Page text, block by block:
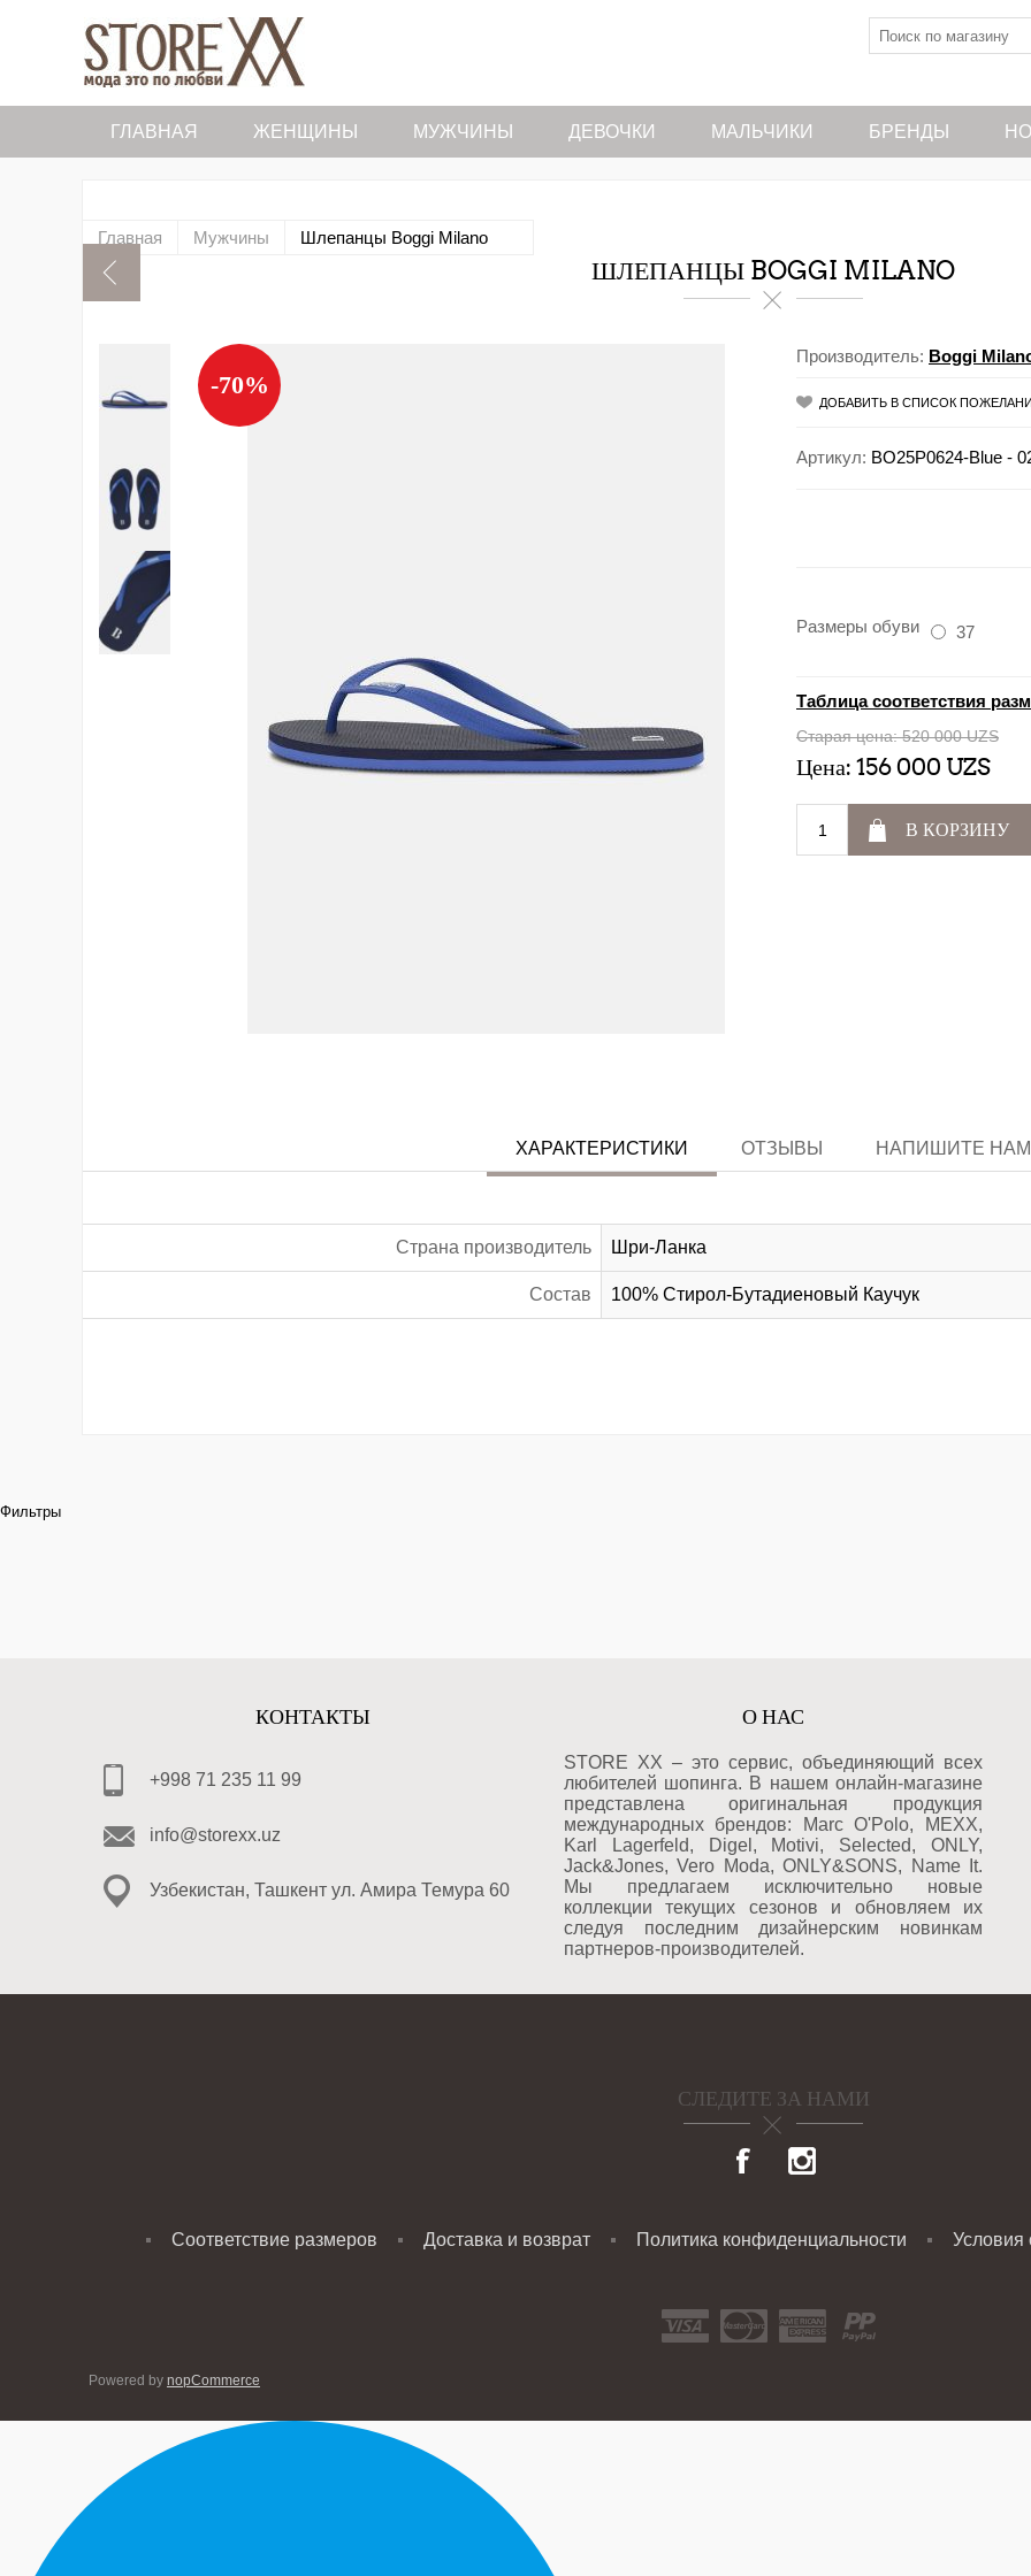
ГЛАВНАЯ ЖЕНЩИНЫ МУЖЧИНЫ ДЕВОЧКИ МАЛЬЧИКИ БРЕНДЫ
Главная Мужчины Шлепанцы Boggi Milano
ШЛЕПАНЦЫ BOGGI MILANO
-70%
Производитель: Boggi
ДОБАВИТЬ В СПИСОК
Артикул: BO25P0624-Blue -
Размеры обуви 37
Таблица соответствия
Старая цена: 520 000 UZS
Цена: 156 000 UZS
В КОРЗИНУ
ХАРАКТЕРИСТИКИ ОТЗЫВЫ НАПИШИТЕ НАМ
Страна производитель Шри-Ланка
Состав 100% Стирол-Бутадиеновый Каучук
Фильтры
КОНТАКТЫ
+998 71 235 11 99
info@storexx.uz
Узбекистан, Ташкент ул. Амира Темура 60
О НАС
STORE XX – это сервис, объединяющий всех
любителей шопинга. В нашем онлайн-магазине
представлена оригинальная продукция
международных брендов: Marc O'Polo, MEXX,
Karl Lagerfeld, Digel, Motivi, Selected, ONLY,
Jack&Jones, Vero Moda, ONLY&SONS, Name It.
Мы предлагаем исключительно новые
коллекции текущих сезонов и обновляем их
следуя последним дизайнерским новинкам
партнеров-производителей.
СЛЕДИТЕ ЗА НАМИ
Соответствие размеров Доставка и возврат Политика конфиденциальности Условия
Powered by nopCommerce